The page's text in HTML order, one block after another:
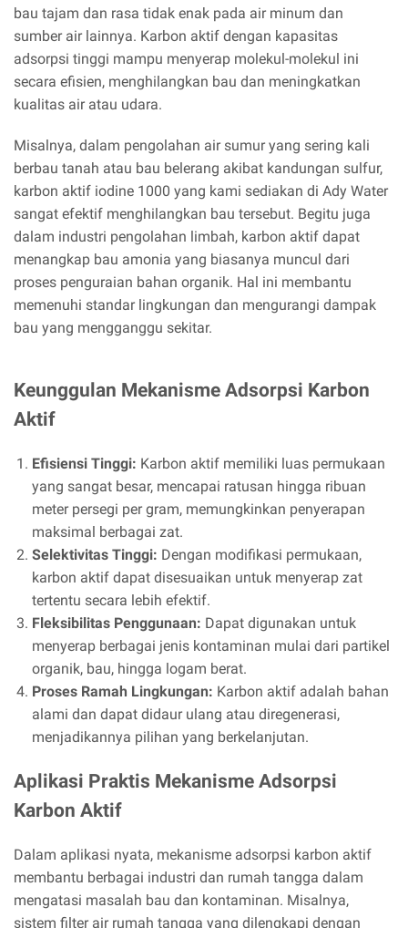
bau tajam dan rasa tidak enak pada air minum dan
sumber air lainnya. Karbon aktif dengan kapasitas
adsorpsi tinggi mampu menyerap molekul-molekul ini
secara efisien, menghilangkan bau dan meningkatkan
kualitas air atau udara.
Misalnya, dalam pengolahan air sumur yang sering kali
berbau tanah atau bau belerang akibat kandungan sulfur,
karbon aktif iodine 1000 yang kami sediakan di Ady Water
sangat efektif menghilangkan bau tersebut. Begitu juga
dalam industri pengolahan limbah, karbon aktif dapat
menangkap bau amonia yang biasanya muncul dari
proses penguraian bahan organik. Hal ini membantu
memenuhi standar lingkungan dan mengurangi dampak
bau yang mengganggu sekitar.
Keunggulan Mekanisme Adsorpsi Karbon
Aktif
Efisiensi Tinggi: Karbon aktif memiliki luas permukaan
yang sangat besar, mencapai ratusan hingga ribuan
meter persegi per gram, memungkinkan penyerapan
maksimal berbagai zat.
Selektivitas Tinggi: Dengan modifikasi permukaan,
karbon aktif dapat disesuaikan untuk menyerap zat
tertentu secara lebih efektif.
Fleksibilitas Penggunaan: Dapat digunakan untuk
menyerap berbagai jenis kontaminan mulai dari partikel
organik, bau, hingga logam berat.
Proses Ramah Lingkungan: Karbon aktif adalah bahan
alami dan dapat didaur ulang atau diregenerasi,
menjadikannya pilihan yang berkelanjutan.
Aplikasi Praktis Mekanisme Adsorpsi
Karbon Aktif
Dalam aplikasi nyata, mekanisme adsorpsi karbon aktif
membantu berbagai industri dan rumah tangga dalam
mengatasi masalah bau dan kontaminan. Misalnya,
sistem filter air rumah tangga yang dilengkapi dengan